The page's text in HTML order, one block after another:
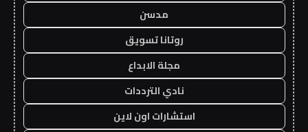
مدسن
روتانا تسويق
مجلة الابداع
نادي الترددات
استشارات اون لاين